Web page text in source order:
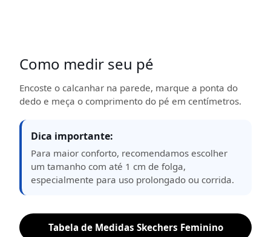
Como medir seu pé
Encoste o calcanhar na parede, marque a ponta do
dedo e meça o comprimento do pé em centímetros.
Dica importante:
Para maior conforto, recomendamos escolher
um tamanho com até 1 cm de folga,
especialmente para uso prolongado ou corrida.
Tabela de Medidas Skechers Feminino